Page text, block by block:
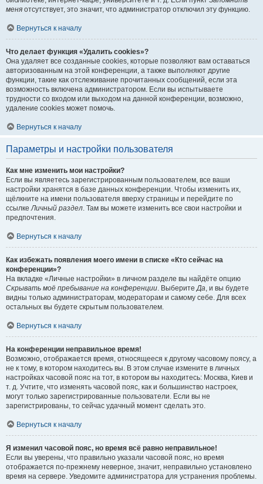
меня отсутствует, это значит, что администратор отключил эту функцию.
Вернуться к началу
Что делает функция «Удалить cookies»?
Она удаляет все созданные cookies, которые позволяют вам оставаться
авторизованным на этой конференции, а также выполняют другие
функции, такие как отслеживание прочитанных сообщений, если эта
возможность включена администратором. Если вы испытываете
трудности со входом или выходом на данной конференции, возможно,
удаление cookies может помочь.
Вернуться к началу
Параметры и настройки пользователя
Как мне изменить мои настройки?
Если вы являетесь зарегистрированным пользователем, все ваши
настройки хранятся в базе данных конференции. Чтобы изменить их,
щёлкните на имени пользователя вверху страницы и перейдите по
ссылкеЛичный раздел. Там вы можете изменить все свои настройки и
предпочтения.
Вернуться к началу
Как избежать появления моего имени в списке «Кто сейчас на
конференции»?
На вкладке «Личные настройки» в личном разделе вы найдёте опцию
Скрывать моё пребывание на конференции. ВыберитеДа, и вы будете
видны только администраторам, модераторам и самому себе. Для всех
остальных вы будете скрытым пользователем.
Вернуться к началу
На конференции неправильное время!
Возможно, отображается время, относящееся к другому часовому поясу, а
не к тому, в котором находитесь вы. В этом случае измените в личных
настройках часовой пояс на тот, в котором вы находитесь: Москва, Киев и
т. д. Учтите, что изменять часовой пояс, как и большинство настроек,
могут только зарегистрированные пользователи. Если вы не
зарегистрированы, то сейчас удачный момент сделать это.
Вернуться к началу
Я изменил часовой пояс, но время всё равно неправильное!
Если вы уверены, что правильно указали часовой пояс, но время
отображается по-прежнему неверное, значит, неправильно установлено
время на сервере. Уведомите администратора для устранения проблемы.